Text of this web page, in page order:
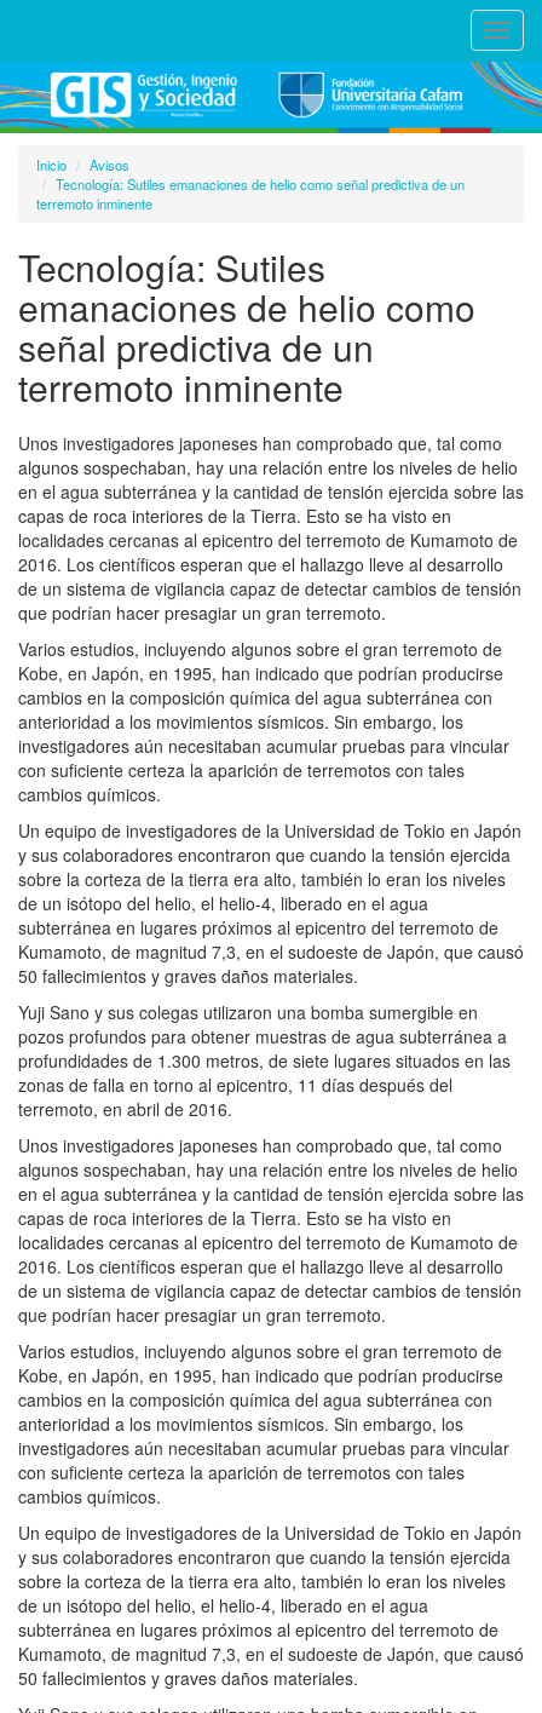
Inicio
Avisos
Tecnología: Sutiles emanaciones de helio como señal predictiva de un
terremoto inminente
Tecnología: Sutiles
emanaciones de helio como
señal predictiva de un
terremoto inminente
Unos investigadores japoneses han comprobado que, tal como
algunos sospechaban, hay una relación entre los niveles de helio
en el agua subterránea y la cantidad de tensión ejercida sobre las
capas de roca interiores de la Tierra. Esto se ha visto en
localidades cercanas al epicentro del terremoto de Kumamoto de
2016. Los científicos esperan que el hallazgo lleve al desarrollo
de un sistema de vigilancia capaz de detectar cambios de tensión
que podrían hacer presagiar un gran terremoto.
Varios estudios, incluyendo algunos sobre el gran terremoto de
Kobe, en Japón, en 1995, han indicado que podrían producirse
cambios en la composición química del agua subterránea con
anterioridad a los movimientos sísmicos. Sin embargo, los
investigadores aún necesitaban acumular pruebas para vincular
con suficiente certeza la aparición de terremotos con tales
cambios químicos.
Un equipo de investigadores de la Universidad de Tokio en Japón
y sus colaboradores encontraron que cuando la tensión ejercida
sobre la corteza de la tierra era alto, también lo eran los niveles
de un isótopo del helio, el helio-4, liberado en el agua
subterránea en lugares próximos al epicentro del terremoto de
Kumamoto, de magnitud 7,3, en el sudoeste de Japón, que causó
50 fallecimientos y graves daños materiales.
Yuji Sano y sus colegas utilizaron una bomba sumergible en
pozos profundos para obtener muestras de agua subterránea a
profundidades de 1.300 metros, de siete lugares situados en las
zonas de falla en torno al epicentro, 11 días después del
terremoto, en abril de 2016.
Unos investigadores japoneses han comprobado que, tal como
algunos sospechaban, hay una relación entre los niveles de helio
en el agua subterránea y la cantidad de tensión ejercida sobre las
capas de roca interiores de la Tierra. Esto se ha visto en
localidades cercanas al epicentro del terremoto de Kumamoto de
2016. Los científicos esperan que el hallazgo lleve al desarrollo
de un sistema de vigilancia capaz de detectar cambios de tensión
que podrían hacer presagiar un gran terremoto.
Varios estudios, incluyendo algunos sobre el gran terremoto de
Kobe, en Japón, en 1995, han indicado que podrían producirse
cambios en la composición química del agua subterránea con
anterioridad a los movimientos sísmicos. Sin embargo, los
investigadores aún necesitaban acumular pruebas para vincular
con suficiente certeza la aparición de terremotos con tales
cambios químicos.
Un equipo de investigadores de la Universidad de Tokio en Japón
y sus colaboradores encontraron que cuando la tensión ejercida
sobre la corteza de la tierra era alto, también lo eran los niveles
de un isótopo del helio, el helio-4, liberado en el agua
subterránea en lugares próximos al epicentro del terremoto de
Kumamoto, de magnitud 7,3, en el sudoeste de Japón, que causó
50 fallecimientos y graves daños materiales.